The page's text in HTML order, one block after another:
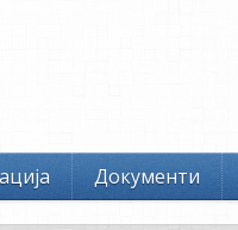
Документи